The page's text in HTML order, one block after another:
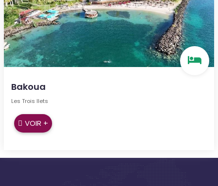
Bakoua
Les Trois Ilets
VOIR +